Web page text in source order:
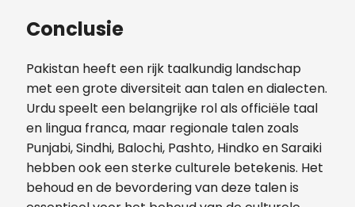
Conclusie
Pakistan heeft een rijk taalkundig landschap
met een grote diversiteit aan talen en dialecten.
Urdu speelt een belangrijke rol als officiële taal
en lingua franca, maar regionale talen zoals
Punjabi, Sindhi, Balochi, Pashto, Hindko en Saraiki
hebben ook een sterke culturele betekenis. Het
behoud en de bevordering van deze talen is